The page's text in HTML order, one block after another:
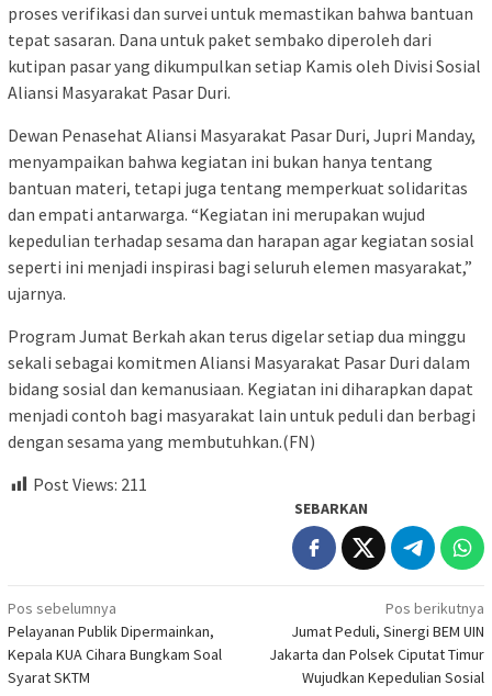
proses verifikasi dan survei untuk memastikan bahwa bantuan
tepat sasaran. Dana untuk paket sembako diperoleh dari
kutipan pasar yang dikumpulkan setiap Kamis oleh Divisi Sosial
Aliansi Masyarakat Pasar Duri.
Dewan Penasehat Aliansi Masyarakat Pasar Duri, Jupri Manday,
menyampaikan bahwa kegiatan ini bukan hanya tentang
bantuan materi, tetapi juga tentang memperkuat solidaritas
dan empati antarwarga. “Kegiatan ini merupakan wujud
kepedulian terhadap sesama dan harapan agar kegiatan sosial
seperti ini menjadi inspirasi bagi seluruh elemen masyarakat,”
ujarnya.
Program Jumat Berkah akan terus digelar setiap dua minggu
sekali sebagai komitmen Aliansi Masyarakat Pasar Duri dalam
bidang sosial dan kemanusiaan. Kegiatan ini diharapkan dapat
menjadi contoh bagi masyarakat lain untuk peduli dan berbagi
dengan sesama yang membutuhkan.(FN)
Post Views: 211
SEBARKAN
Navigasi
pos
Pos sebelumnya
Pelayanan Publik Dipermainkan,
Kepala KUA Cihara Bungkam Soal
Syarat SKTM
Pos berikutnya
Jumat Peduli, Sinergi BEM UIN
Jakarta dan Polsek Ciputat Timur
Wujudkan Kepedulian Sosial